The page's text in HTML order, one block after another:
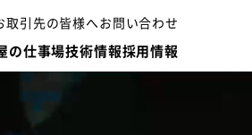
取引先の皆様へお問い合わせ
の仕事場技術情報採用情報